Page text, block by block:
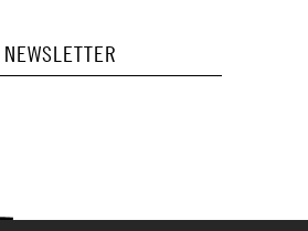
NEWSLETTER